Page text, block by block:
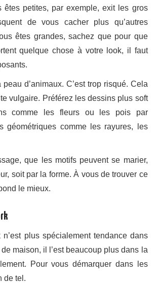
êtes petites, par exemple, exit les gros
de vous cacher plus qu’autres
êtes grandes, sachez que pour que
quelque chose à votre look, il faut
d’animaux. C’est trop risqué. Cela
vulgaire. Préférez les dessins plus soft
comme les fleurs ou les pois par
géométriques comme les rayures, les
que les motifs peuvent se marier,
soit par la forme. À vous de trouver ce
le mieux.
plus spécialement tendance dans
de maison, il l’est beaucoup plus dans la
Pour vous démarquer dans les
de tel.